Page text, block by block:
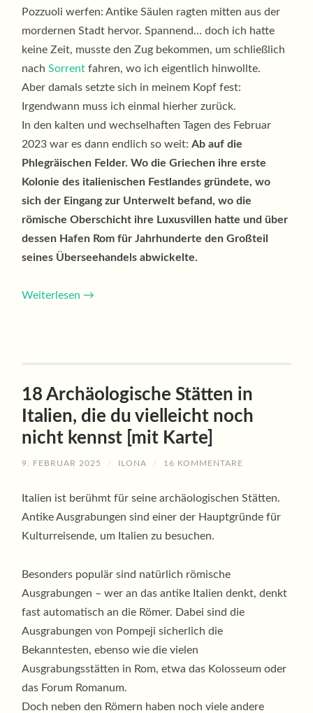
Pozzuoli werfen: Antike Säulen ragten mitten aus der
mordernen Stadt hervor. Spannend… doch ich hatte
keine Zeit, musste den Zug bekommen, um schließlich
nachSorrent fahren, wo ich eigentlich hinwollte.
Aber damals setzte sich in meinem Kopf fest:
Irgendwann muss ich einmal hierher zurück.
In den kalten und wechselhaften Tagen des Februar
2023 war es dann endlich so weit:Ab auf die
Phlegräischen Felder. Wo die Griechen ihre erste
Kolonie des italienischen Festlandes gründete, wo
sich der Eingang zur Unterwelt befand, wo die
römische Oberschicht ihre Luxusvillen hatte und über
dessen Hafen Rom für Jahrhunderte den Großteil
seines Überseehandels abwickelte.
Weiterlesen →
18 Archäologische Stätten in
Italien, die du vielleicht noch
nicht kennst [mit Karte]
9. FEBRUAR 2025 / ILONA / 16 KOMMENTARE
Italien ist berühmt für seine archäologischen Stätten.
Antike Ausgrabungen sind einer der Hauptgründe für
Kulturreisende, um Italien zu besuchen.
Besonders populär sind natürlich römische
Ausgrabungen – wer an das antike Italien denkt, denkt
fast automatisch an die Römer. Dabei sind die
Ausgrabungen von Pompeji sicherlich die
Bekanntesten, ebenso wie die vielen
Ausgrabungsstätten in Rom, etwa das Kolosseum oder
das Forum Romanum.
Doch neben den Römern haben noch viele andere